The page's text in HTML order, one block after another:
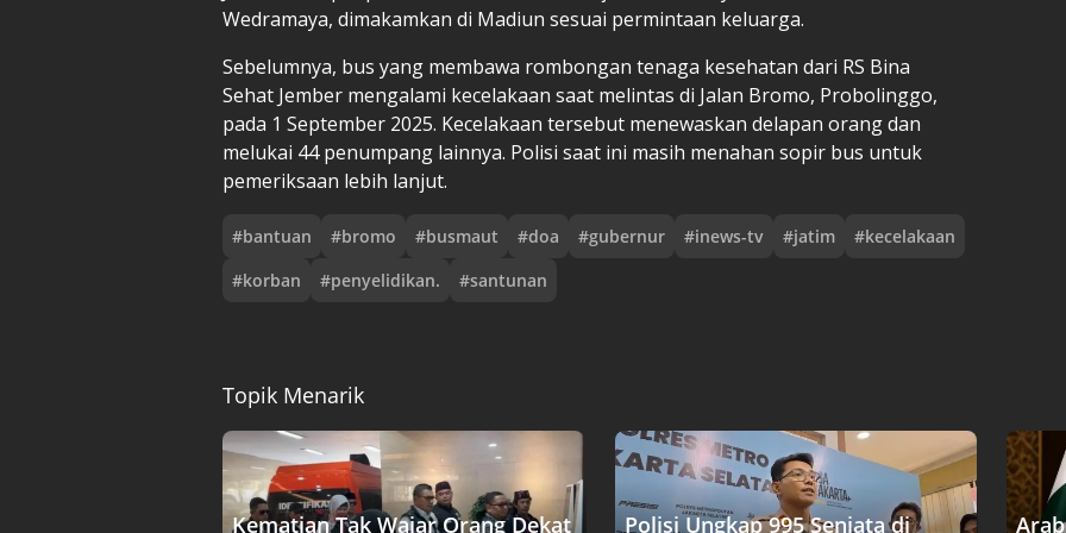
Wedramaya, dimakamkan di Madiun sesuai permintaan keluarga.
Sebelumnya, bus yang membawa rombongan tenaga kesehatan dari RS Bina
Sehat Jember mengalami kecelakaan saat melintas di Jalan Bromo, Probolinggo,
pada 1 September 2025. Kecelakaan tersebut menewaskan delapan orang dan
melukai 44 penumpang lainnya. Polisi saat ini masih menahan sopir bus untuk
pemeriksaan lebih lanjut.
#bantuan #bromo #busmaut #doa #gubernur #inews-tv #jatim #kecelakaan
#korban #penyelidikan. #santunan
Topik Menarik
Kematian Tak Wajar Orang Dekat Polisi Ungkap 995 Senjata di